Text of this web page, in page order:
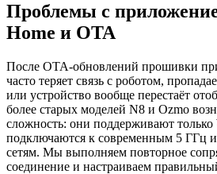
Проблемы с
Home и OTA
После OTA-обновлений прошивки
часто теряет связь с роботом,
или устройство вообще перестаёт
более старых моделей N8 и Ozmo
сложность: они поддерживают
подключаются к современным 5 ГГц
сетям. Мы выполняем повторное
соединение и настраиваем